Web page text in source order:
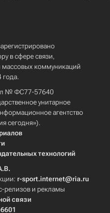
в сфере связи,
коммуникаций
№ ФС77-57640
унитарное
агентство
сегодня»).
технологий
r-sport.internet@ria.ru
релизов и рекламы
связи